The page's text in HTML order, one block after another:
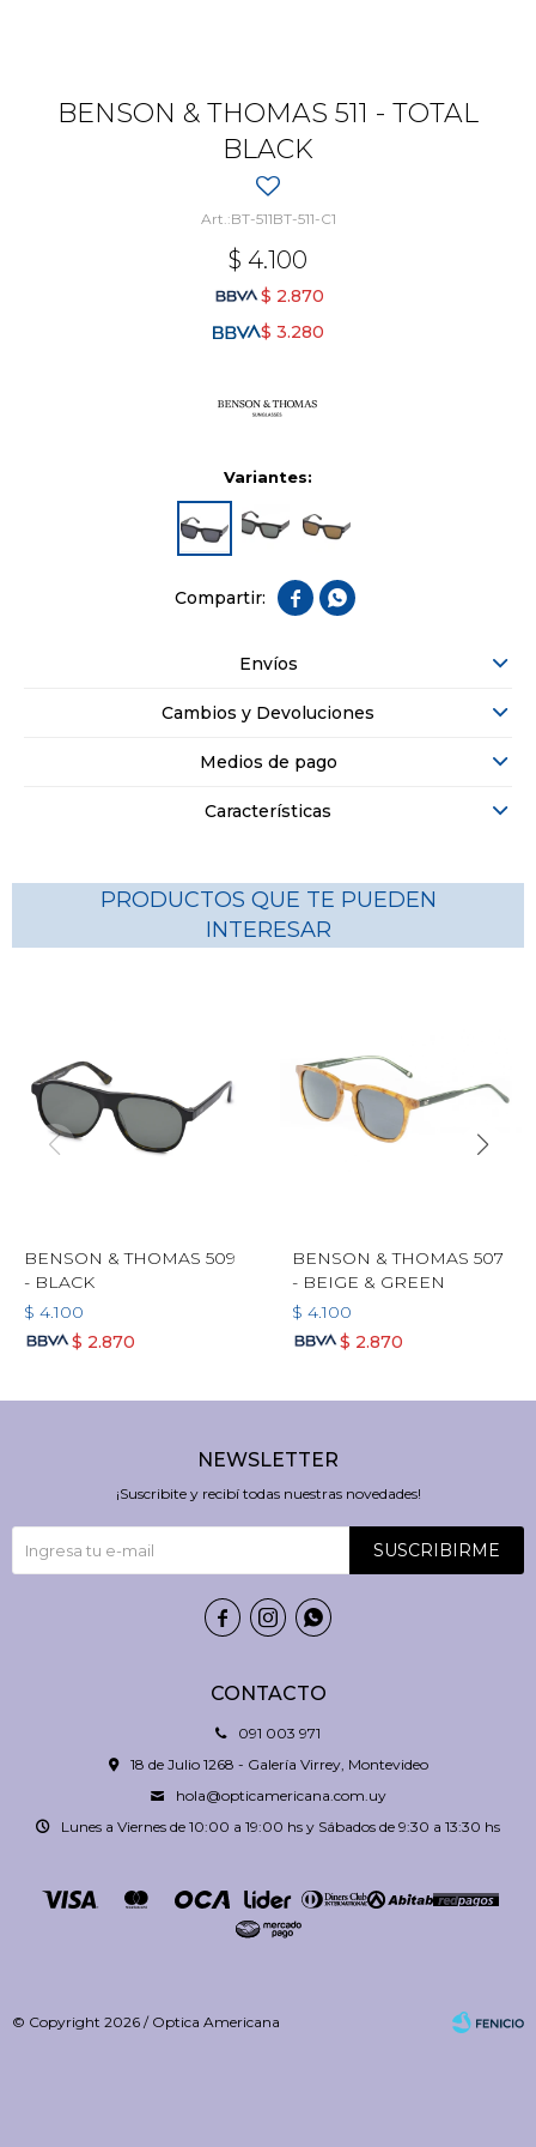
BENSON & THOMAS 511 - TOTAL
BLACK
BT-511BT-511-C1
$ 4.100
$ 2.870
$ 3.280
Variantes:
 
Envíos
Cambios y Devoluciones
Medios de pago
Características
PRODUCTOS QUE TE PUEDEN
INTERESAR
BENSON & THOMAS 509
- BLACK
$ 4.100
$ 2.870
BENSON & THOMAS 507
- BEIGE & GREEN
$ 4.100
$ 2.870
CONTACTO
091 003 971
18 de Julio 1268 - Galería Virrey, Montevideo
hola@opticamericana.com.uy
Lunes a Viernes de 10:00 a 19:00 hs y Sábados de 9:30 a 13:30 hs
NEWSLETTER
¡Suscribite y recibí todas nuestras novedades!
SUSCRIBIRME
  
© Copyright 2026 / Optica Americana